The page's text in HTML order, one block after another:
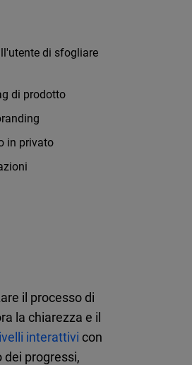
di sfogliare
di prodotto
in privato
il processo di
la chiarezza e il
interattivi con
progressi,